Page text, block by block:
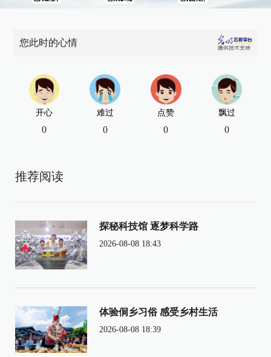
您此时的心情
开心
0
难过
0
点赞
0
飘过
0
推荐阅读
探秘科技馆 逐梦科学路
2026-08-08 18:43
体验侗乡习俗 感受乡村生活
2026-08-08 18:39